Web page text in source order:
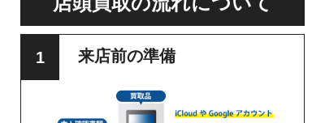
来店前の準備